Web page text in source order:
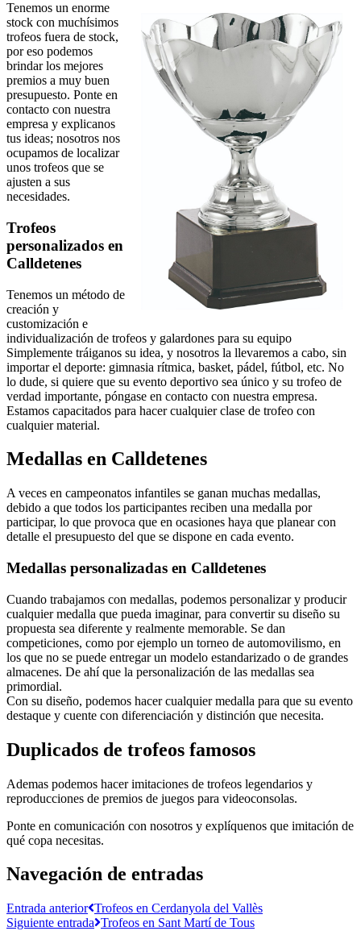
Tenemos un enorme
stock con muchísimos
trofeos fuera de stock,
por eso podemos
brindar los mejores
premios a muy buen
presupuesto. Ponte en
contacto con nuestra
empresa y explicanos
tus ideas; nosotros nos
ocupamos de localizar
unos trofeos que se
ajusten a sus
necesidades.
Trofeos
personalizados en
Calldetenes
Tenemos un método de
creación y
customización e
individualización de trofeos y galardones para su equipo
Simplemente tráiganos su idea, y nosotros la llevaremos a cabo, sin
importar el deporte: gimnasia rítmica, basket, pádel, fútbol, etc. No
lo dude, si quiere que su evento deportivo sea único y su trofeo de
verdad importante, póngase en contacto con nuestra empresa.
Estamos capacitados para hacer cualquier clase de trofeo con
cualquier material.
Medallas en Calldetenes
A veces en campeonatos infantiles se ganan muchas medallas,
debido a que todos los participantes reciben una medalla por
participar, lo que provoca que en ocasiones haya que planear con
detalle el presupuesto del que se dispone en cada evento.
Medallas personalizadas en Calldetenes
Cuando trabajamos con medallas, podemos personalizar y producir
cualquier medalla que pueda imaginar, para convertir su diseño su
propuesta sea diferente y realmente memorable. Se dan
competiciones, como por ejemplo un torneo de automovilismo, en
los que no se puede entregar un modelo estandarizado o de grandes
almacenes. De ahí que la personalización de las medallas sea
primordial.
Con su diseño, podemos hacer cualquier medalla para que su evento
destaque y cuente con diferenciación y distinción que necesita.
Duplicados de trofeos famosos
Ademas podemos hacer imitaciones de trofeos legendarios y
reproducciones de premios de juegos para videoconsolas.
Ponte en comunicación con nosotros y explíquenos que imitación de
qué copa necesitas.
Navegación de entradas
Entrada anterior Trofeos en Cerdanyola del Vallès
Siguiente entrada Trofeos en Sant Martí de Tous